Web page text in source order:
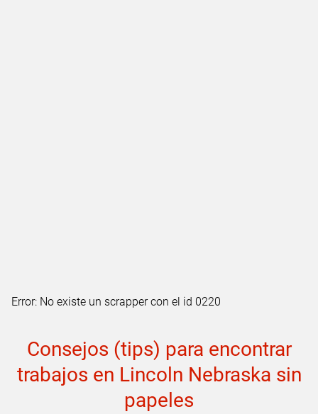
Error: No existe un scrapper con el id 0220
Consejos (tips) para encontrar
trabajos en Lincoln Nebraska sin
papeles